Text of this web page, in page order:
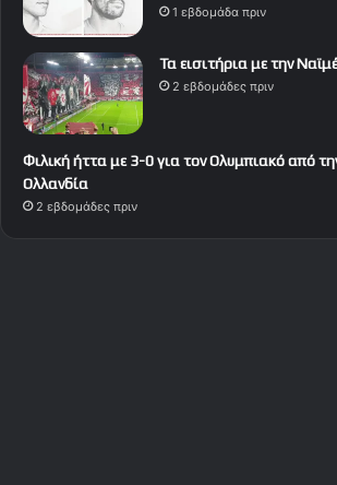
1 εβδομάδα πριν
Τα εισιτήρια με την
2 εβδομάδες πριν
Φιλική ήττα με 3-0 για τον Ολυμπιακό από
Ολλανδία
2 εβδομάδες πριν